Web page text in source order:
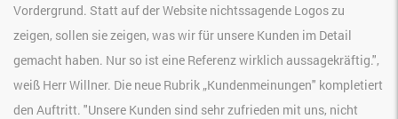
Vordergrund. Statt auf der Website nichtssagende Logos zu
zeigen, sollen sie zeigen, was wir für unsere Kunden im Detail
gemacht haben. Nur so ist eine Referenz wirklich aussagekräftig.",
weiß Herr Willner. Die neue Rubrik „Kundenmeinungen" kompletiert
den Auftritt. "Unsere Kunden sind sehr zufrieden mit uns, nicht